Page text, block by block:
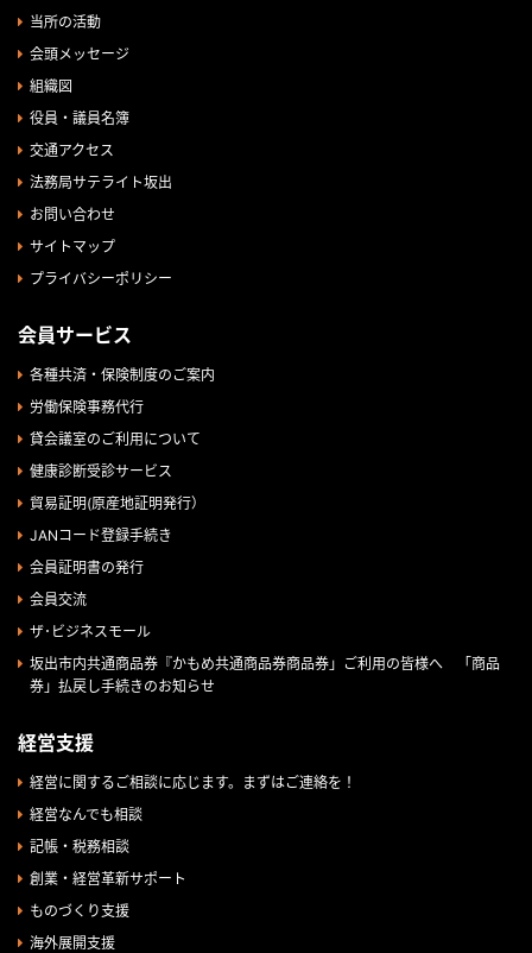
当所の活動
会頭メッセージ
組織図
役員・議員名簿
交通アクセス
法務局サテライト坂出
お問い合わせ
サイトマップ
プライバシーポリシー
会員サービス
各種共済・保険制度のご案内
労働保険事務代行
貸会議室のご利用について
健康診断受診サービス
貿易証明(原産地証明発行）
JANコード登録手続き
会員証明書の発行
会員交流
ザ･ビジネスモール
坂出市内共通商品券『かもめ共通商品券商品券」ご利用の皆様へ 「商品
券」払戻し手続きのお知らせ
経営支援
経営に関するご相談に応じます。まずはご連絡を！
経営なんでも相談
記帳・税務相談
創業・経営革新サポート
ものづくり支援
海外展開支援